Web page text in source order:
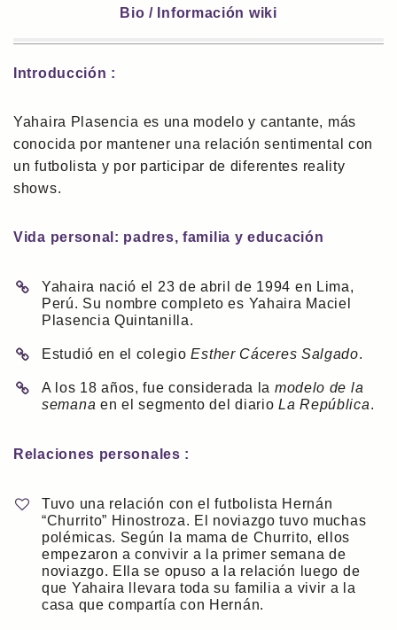
Bio / Información wiki
Introducción :
Yahaira Plasencia es una modelo y cantante, más
conocida por mantener una relación sentimental con
un futbolista y por participar de diferentes reality
shows.
Vida personal: padres, familia y educación
Yahaira nació el 23 de abril de 1994 en Lima,
Perú. Su nombre completo es Yahaira Maciel
Plasencia Quintanilla.
Estudió en el colegioEsther Cáceres Salgado.
A los 18 años, fue considerada la modelo de la
semana en el segmento del diarioLa República.
Relaciones personales :
Tuvo una relación con el futbolista Hernán
“Churrito” Hinostroza. El noviazgo tuvo muchas
polémicas. Según la mama de Churrito, ellos
empezaron a convivir a la primer semana de
noviazgo. Ella se opuso a la relación luego de
que Yahaira llevara toda su familia a vivir a la
casa que compartía con Hernán.